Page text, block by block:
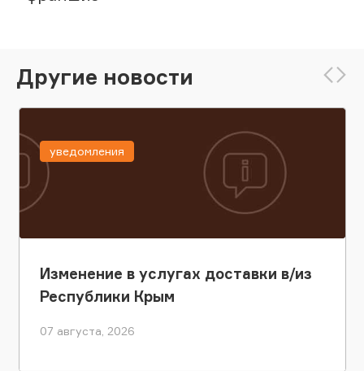
Другие новости
Изменение в услугах доставки в/из
Республики Крым
07 августа, 2026
уведомления